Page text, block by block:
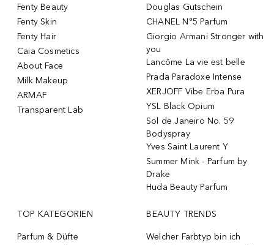
Fenty Beauty
Fenty Skin
Fenty Hair
Caia Cosmetics
About Face
Milk Makeup
ARMAF
Transparent Lab
Douglas Gutschein
CHANEL N°5 Parfum
Giorgio Armani Stronger with
you
Lancôme La vie est belle
Prada Paradoxe Intense
XERJOFF Vibe Erba Pura
YSL Black Opium
Sol de Janeiro No. 59
Bodyspray
Yves Saint Laurent Y
Summer Mink - Parfum by
Drake
Huda Beauty Parfum
TOP KATEGORIEN
Parfum & Düfte
BEAUTY TRENDS
Welcher Farbtyp bin ich